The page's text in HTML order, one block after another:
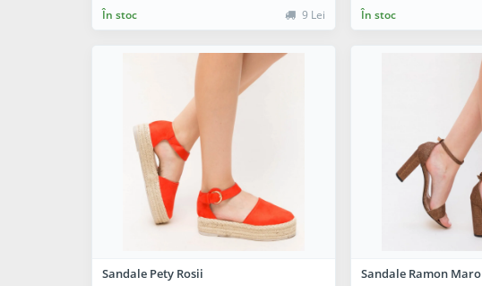
În stoc 9 Lei În stoc
Sandale Pety Rosii Sandale Ramon Maro